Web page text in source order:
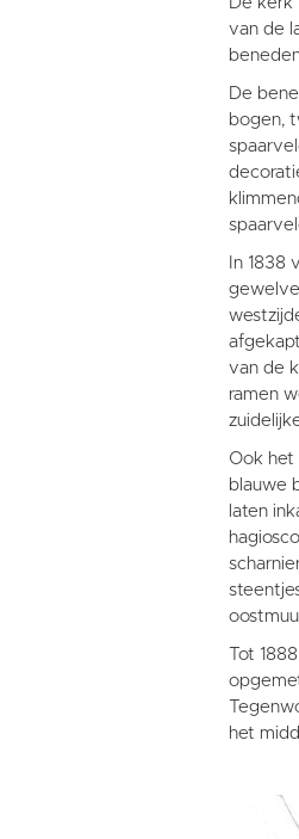
van de
De
bogen,
In 1838
van de
ramen
Ook het
blauwe
laten
Tot
het